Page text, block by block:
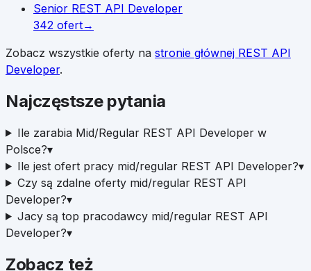
Senior REST API Developer
342 ofert→
Zobacz wszystkie oferty na stronie głównej REST API
Developer.
Najczęstsze pytania
Ile zarabia Mid/Regular REST API Developer w
Polsce?▾
Ile jest ofert pracy mid/regular REST API Developer?▾
Czy są zdalne oferty mid/regular REST API
Developer?▾
Jacy są top pracodawcy mid/regular REST API
Developer?▾
Zobacz też